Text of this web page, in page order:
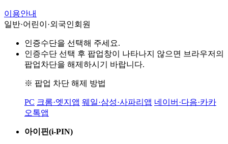
이용안내
일반·어린이·외국인회원
인증수단을 선택해 주세요.
인증수단 선택 후 팝업창이 나타나지 않으면 브라우저의
팝업차단을 해제하시기 바랍니다.
※ 팝업 차단 해제 방법
PC 크롬·엣지앱 웨일·삼성·사파리앱 네이버·다음·카카
오톡앱
아이핀(i-PIN)